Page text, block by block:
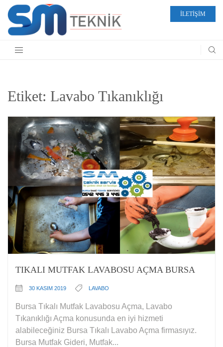
İLETİŞİM
Etiket: Lavabo Tıkanıklığı
TIKALI MUTFAK LAVABOSU AÇMA BURSA
30 KASIM 2019 LAVABO
Bursa Tıkalı Mutfak Lavabosu Açma, Lavabo
Tıkanıklığı Açma konusunda en iyi hizmeti
alabileceğiniz Bursa Tıkalı Lavabo Açma firmasıyız.
Bursa Mutfak Gideri, Mutfak...